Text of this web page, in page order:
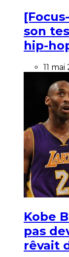
son
hip-
11
Kobe
pas
rêvait